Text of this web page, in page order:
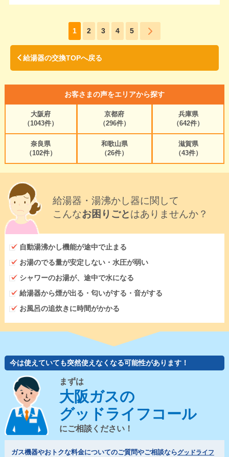
1 2 3 4 5
給湯器の交換TOPへ戻る
お客さまの声をエリアから探す
大阪府
（1043件）
京都府
（296件）
兵庫県
（642件）
奈良県
（102件）
和歌山県
（26件）
滋賀県
（43件）
給湯器・湯沸かし器に関して
こんなお困りごとはありませんか？
自動湯沸かし機能が途中で止まる
お湯のでる量が安定しない・水圧が弱い
シャワーのお湯が、途中で水になる
給湯器から煙が出る・匂いがする・音がする
お風呂の追炊きに時間がかかる
今は使えていても突然使えなくなる可能性があります！
まずは
大阪ガスの
グッドライフコール
にご相談ください！
ガス機器やおトクな料金についてのご質問やご相談ならグッドライフ